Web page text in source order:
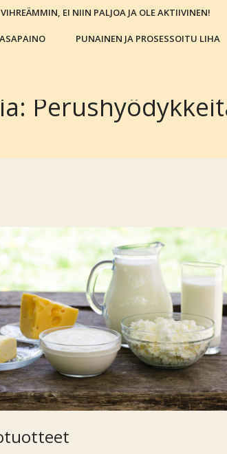
EI NIIN PALJOA JA OLE AKTIIVINEN!
PUNAINEN JA PROSESSOITU LIHA